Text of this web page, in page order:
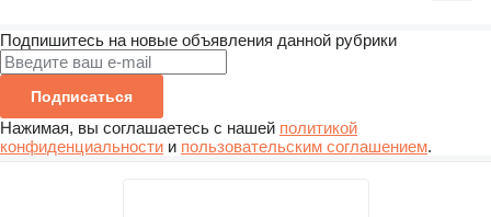
Подпишитесь на новые объявления данной рубрики
Подписаться
Нажимая, вы соглашаетесь с нашей политикой
конфиденциальности и пользовательским соглашением.